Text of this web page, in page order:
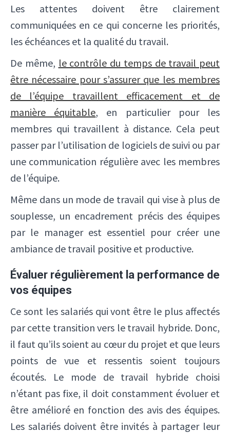
✕
Les attentes doivent être clairement
communiquées en ce qui concerne les priorités,
les échéances et la qualité du travail.
De même, le contrôle du temps de travail peut
être nécessaire pour s’assurer que les membres
de l’équipe travaillent efficacement et de
manière équitable, en particulier pour les
membres qui travaillent à distance. Cela peut
passer par l’utilisation de logiciels de suivi ou par
une communication régulière avec les membres
de l’équipe.
Même dans un mode de travail qui vise à plus de
souplesse, un encadrement précis des équipes
par le manager est essentiel pour créer une
ambiance de travail positive et productive.
Évaluer régulièrement la performance de
vos équipes
Ce sont les salariés qui vont être le plus affectés
par cette transition vers le travail hybride. Donc,
il faut qu’ils soient au cœur du projet et que leurs
points de vue et ressentis soient toujours
écoutés. Le mode de travail hybride choisi
n’étant pas fixe, il doit constamment évoluer et
être amélioré en fonction des avis des équipes.
Les salariés doivent être invités à partager leur